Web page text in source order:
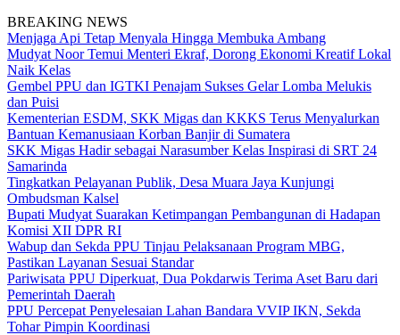
BREAKING NEWS
Menjaga Api Tetap Menyala Hingga Membuka Ambang
Mudyat Noor Temui Menteri Ekraf, Dorong Ekonomi Kreatif Lokal
Naik Kelas
Gembel PPU dan IGTKI Penajam Sukses Gelar Lomba Melukis
dan Puisi
Kementerian ESDM, SKK Migas dan KKKS Terus Menyalurkan
Bantuan Kemanusiaan Korban Banjir di Sumatera
SKK Migas Hadir sebagai Narasumber Kelas Inspirasi di SRT 24
Samarinda
Tingkatkan Pelayanan Publik, Desa Muara Jaya Kunjungi
Ombudsman Kalsel
Bupati Mudyat Suarakan Ketimpangan Pembangunan di Hadapan
Komisi XII DPR RI
Wabup dan Sekda PPU Tinjau Pelaksanaan Program MBG,
Pastikan Layanan Sesuai Standar
Pariwisata PPU Diperkuat, Dua Pokdarwis Terima Aset Baru dari
Pemerintah Daerah
PPU Percepat Penyelesaian Lahan Bandara VVIP IKN, Sekda
Tohar Pimpin Koordinasi